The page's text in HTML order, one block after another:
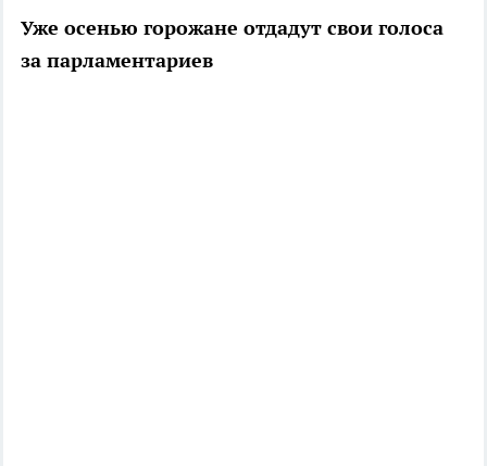
Уже осенью горожане отдадут свои голоса
за парламентариев